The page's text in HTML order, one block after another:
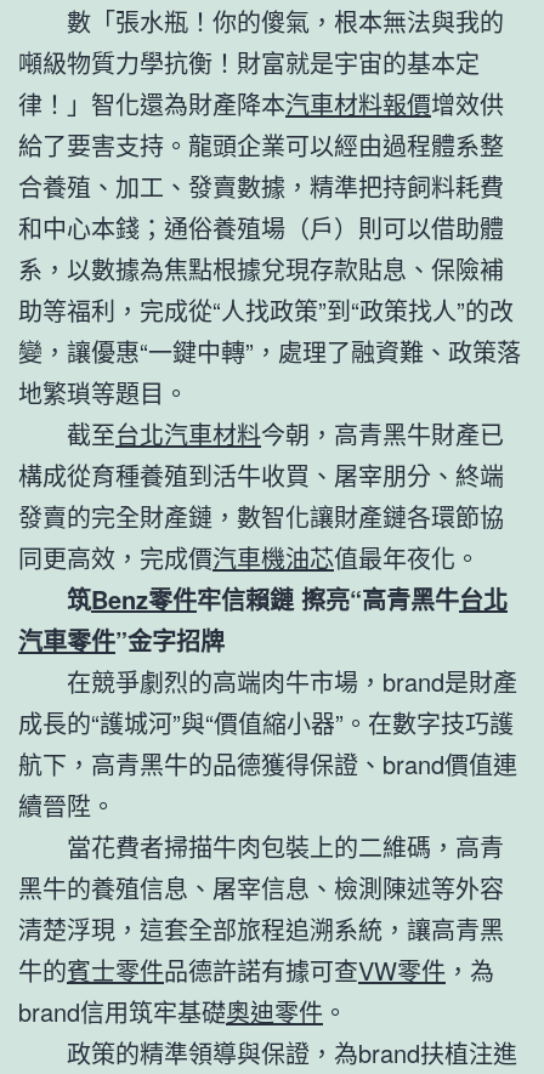
數「張水瓶！你的傻氣，根本無法與我的
噸級物質力學抗衡！財富就是宇宙的基本定
律！」智化還為財產降本汽車材料報價增效供
給了要害支持。龍頭企業可以經由過程體系整
合養殖、加工、發賣數據，精準把持飼料耗費
和中心本錢；通俗養殖場（戶）則可以借助體
系，以數據為焦點根據兌現存款貼息、保險補
助等福利，完成從“人找政策”到“政策找人”的改
變，讓優惠“一鍵中轉”，處理了融資難、政策落
地繁瑣等題目。
截至台北汽車材料今朝，高青黑牛財產已
構成從育種養殖到活牛收買、屠宰朋分、終端
發賣的完全財產鏈，數智化讓財產鏈各環節協
同更高效，完成價汽車機油芯值最年夜化。
筑Benz零件牢信賴鏈 擦亮“高青黑牛台北
汽車零件”金字招牌
在競爭劇烈的高端肉牛市場，brand是財產
成長的“護城河”與“價值縮小器”。在數字技巧護
航下，高青黑牛的品德獲得保證、brand價值連
續晉陞。
當花費者掃描牛肉包裝上的二維碼，高青
黑牛的養殖信息、屠宰信息、檢測陳述等外容
清楚浮現，這套全部旅程追溯系統，讓高青黑
牛的賓士零件品德許諾有據可查VW零件 ，為
brand信用筑牢基礎奧迪零件 。
政策的精準領導與保證，為brand扶植注進